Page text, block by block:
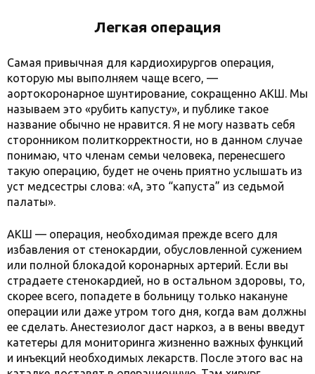
Легкая операция
Самая привычная для кардиохирургов операция,
которую мы выполняем чаще всего, —
аортокоронарное шунтирование, сокращенно АКШ. Мы
называем это «рубить капусту», и публике такое
название обычно не нравится. Я не могу назвать себя
сторонником политкорректности, но в данном случае
понимаю, что членам семьи человека, перенесшего
такую операцию, будет не очень приятно услышать из
уст медсестры слова: «А, это “капуста” из седьмой
палаты».
АКШ — операция, необходимая прежде всего для
избавления от стенокардии, обусловленной сужением
или полной блокадой коронарных артерий. Если вы
страдаете стенокардией, но в остальном здоровы, то,
скорее всего, попадете в больницу только накануне
операции или даже утром того дня, когда вам должны
ее сделать. Анестезиолог даст наркоз, а в вены введут
катетеры для мониторинга жизненно важных функций
и инъекций необходимых лекарств. После этого вас на